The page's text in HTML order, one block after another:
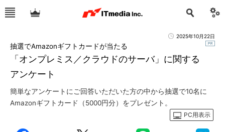
2025年10月22日
「オンプレミス／クラウドのサーバ」に関する
アンケート
抽選でAmazonギフトカードが当たる
簡単なアンケートにご回答いただいた方の中から抽選で10名に
Amazonギフトカード（5000円分）をプレゼント。
PC用表示